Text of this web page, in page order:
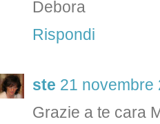
Debora
Rispondi
ste 21 novembre
Grazie a te cara